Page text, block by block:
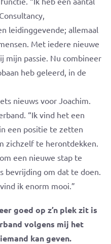
leidinggevende; allemaal
Met iedere nieuwe
mijn passie. Nu combineer
heb geleerd, in de
nieuws voor Joachim.
“Ik vind het een
een positie te zetten
zichzelf te herontdekken.
een nieuwe stap te
bevrijding om dat te doen.
ik enorm mooi.”
goed op z’n plek zit is
volgens mij het
kan geven.